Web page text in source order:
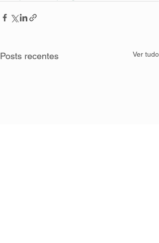
Posts recentes Ver tudo